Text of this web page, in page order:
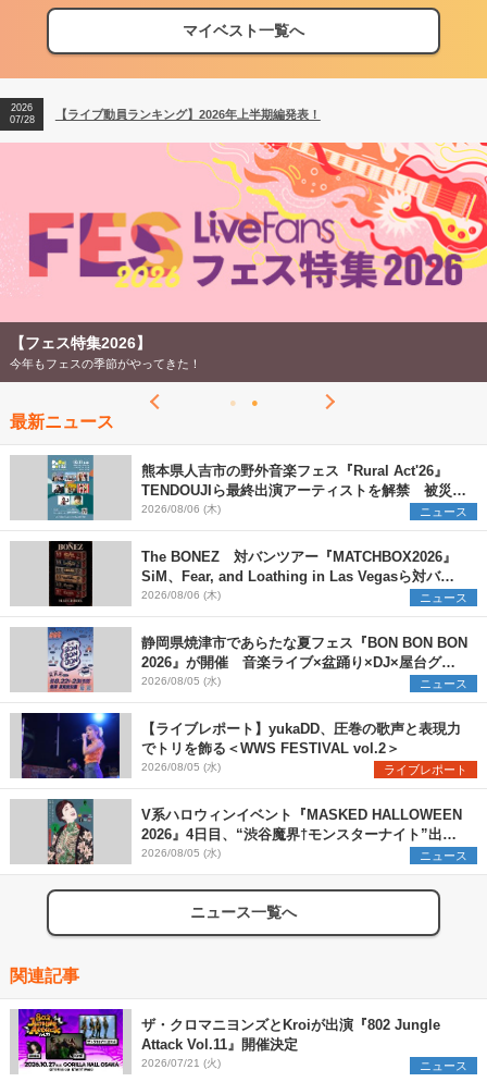
マイベスト一覧へ
【ライブ動員ランキング】2026年上半期編発表！
【フェス特集2026】フェス情報はここから！
2026
07/28
【ライブ動員ランキング】2026年上半期編発表！
【フェス特集2026】
今年もフェスの季節がやってきた！
最新ニュース
熊本県人吉市の野外音楽フェス『Rural Act'26』
TENDOUJIら最終出演アーティストを解禁 被災地
支援プロジェクトの始動も発表
2026/08/06 (木) ニュース
The BONEZ 対バンツアー『MATCHBOX2026』
SiM、Fear, and Loathing in Las Vegasら対バン
アーティストを一斉解禁
2026/08/06 (木) ニュース
静岡県焼津市であらたな夏フェス『BON BON BON
2026』が開催 音楽ライブ×盆踊り×DJ×屋台グル
メ×ランタンナイトで彩る2日間
2026/08/05 (水) ニュース
【ライブレポート】yukaDD、圧巻の歌声と表現力
でトリを飾る＜WWS FESTIVAL vol.2＞
2026/08/05 (水) ライブレポート
V系ハロウィンイベント『MASKED HALLOWEEN
2026』4日目、“渋谷魔界†モンスターナイト”出演6
組を発表
2026/08/05 (水) ニュース
ニュース一覧へ
関連記事
ザ・クロマニヨンズとKroiが出演『802 Jungle
Attack Vol.11』開催決定
2026/07/21 (火) ニュース